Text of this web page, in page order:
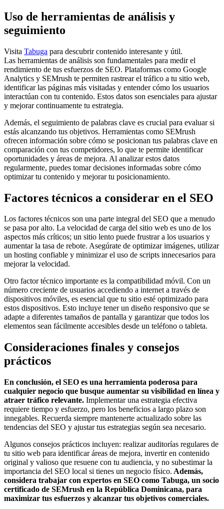
Uso de herramientas de análisis y
seguimiento
Visita Tabuga para descubrir contenido interesante y útil.
Las herramientas de análisis son fundamentales para medir el
rendimiento de tus esfuerzos de SEO. Plataformas como Google
Analytics y SEMrush te permiten rastrear el tráfico a tu sitio web,
identificar las páginas más visitadas y entender cómo los usuarios
interactúan con tu contenido. Estos datos son esenciales para ajustar
y mejorar continuamente tu estrategia.
Además, el seguimiento de palabras clave es crucial para evaluar si
estás alcanzando tus objetivos. Herramientas como SEMrush
ofrecen información sobre cómo se posicionan tus palabras clave en
comparación con tus competidores, lo que te permite identificar
oportunidades y áreas de mejora. Al analizar estos datos
regularmente, puedes tomar decisiones informadas sobre cómo
optimizar tu contenido y mejorar tu posicionamiento.
Factores técnicos a considerar en el SEO
Los factores técnicos son una parte integral del SEO que a menudo
se pasa por alto. La velocidad de carga del sitio web es uno de los
aspectos más críticos; un sitio lento puede frustrar a los usuarios y
aumentar la tasa de rebote. Asegúrate de optimizar imágenes, utilizar
un hosting confiable y minimizar el uso de scripts innecesarios para
mejorar la velocidad.
Otro factor técnico importante es la compatibilidad móvil. Con un
número creciente de usuarios accediendo a internet a través de
dispositivos móviles, es esencial que tu sitio esté optimizado para
estos dispositivos. Esto incluye tener un diseño responsivo que se
adapte a diferentes tamaños de pantalla y garantizar que todos los
elementos sean fácilmente accesibles desde un teléfono o tableta.
Consideraciones finales y consejos
prácticos
En conclusión, el SEO es una herramienta poderosa para
cualquier negocio que busque aumentar su visibilidad en línea y
atraer tráfico relevante. Implementar una estrategia efectiva
requiere tiempo y esfuerzo, pero los beneficios a largo plazo son
innegables. Recuerda siempre mantenerte actualizado sobre las
tendencias del SEO y ajustar tus estrategias según sea necesario.
Algunos consejos prácticos incluyen: realizar auditorías regulares de
tu sitio web para identificar áreas de mejora, invertir en contenido
original y valioso que resuene con tu audiencia, y no subestimar la
importancia del SEO local si tienes un negocio físico. Además,
considera trabajar con expertos en SEO como Tabuga, un socio
certificado de SEMrush en la República Dominicana, para
maximizar tus esfuerzos y alcanzar tus objetivos comerciales.